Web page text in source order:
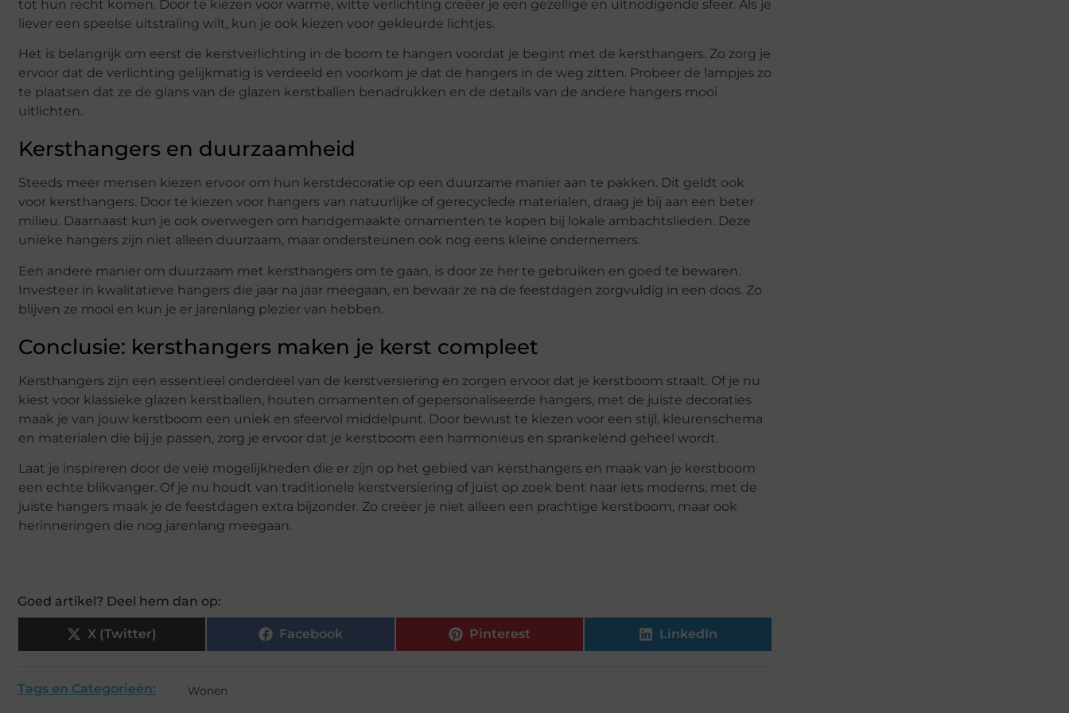
tot hun recht komen. Door te kiezen voor warme, witte verlichting creëer je een gezellige en uitnodigende sfeer. Als je
liever een speelse uitstraling wilt, kun je ook kiezen voor gekleurde lichtjes.
Het is belangrijk om eerst de kerstverlichting in de boom te hangen voordat je begint met de kersthangers. Zo zorg je
ervoor dat de verlichting gelijkmatig is verdeeld en voorkom je dat de hangers in de weg zitten. Probeer de lampjes zo
te plaatsen dat ze de glans van de glazen kerstballen benadrukken en de details van de andere hangers mooi
uitlichten.
Kersthangers en duurzaamheid
Steeds meer mensen kiezen ervoor om hun kerstdecoratie op een duurzame manier aan te pakken. Dit geldt ook
voor kersthangers. Door te kiezen voor hangers van natuurlijke of gerecyclede materialen, draag je bij aan een beter
milieu. Daarnaast kun je ook overwegen om handgemaakte ornamenten te kopen bij lokale ambachtslieden. Deze
unieke hangers zijn niet alleen duurzaam, maar ondersteunen ook nog eens kleine ondernemers.
Een andere manier om duurzaam met kersthangers om te gaan, is door ze her te gebruiken en goed te bewaren.
Investeer in kwalitatieve hangers die jaar na jaar meegaan, en bewaar ze na de feestdagen zorgvuldig in een doos. Zo
blijven ze mooi en kun je er jarenlang plezier van hebben.
Conclusie: kersthangers maken je kerst compleet
Kersthangers zijn een essentieel onderdeel van de kerstversiering en zorgen ervoor dat je kerstboom straalt. Of je nu
kiest voor klassieke glazen kerstballen, houten ornamenten of gepersonaliseerde hangers, met de juiste decoraties
maak je van jouw kerstboom een uniek en sfeervol middelpunt. Door bewust te kiezen voor een stijl, kleurenschema
en materialen die bij je passen, zorg je ervoor dat je kerstboom een harmonieus en sprankelend geheel wordt.
Laat je inspireren door de vele mogelijkheden die er zijn op het gebied van kersthangers en maak van je kerstboom
een echte blikvanger. Of je nu houdt van traditionele kerstversiering of juist op zoek bent naar iets moderns, met de
juiste hangers maak je de feestdagen extra bijzonder. Zo creëer je niet alleen een prachtige kerstboom, maar ook
herinneringen die nog jarenlang meegaan.
Goed artikel? Deel hem dan op:
X (Twitter) Facebook Pinterest LinkedIn
Tags en Categorieën: Wonen